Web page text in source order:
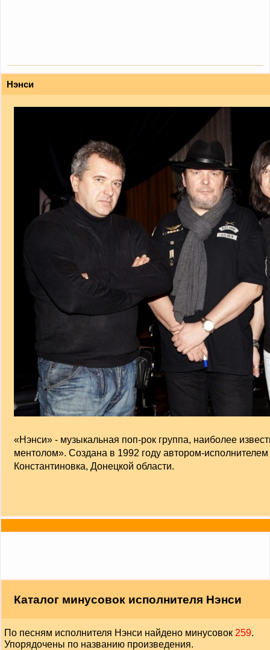
Нэнси
«Нэнси» - музыкальная поп-рок группа, наиболее
ментолом». Создана в 1992 году автором-
Константиновка, Донецкой области.
Каталог минусовок исполнителя Нэнси
По песням исполнителя Нэнси найдено минусовок 259.
Упорядочены по названию произведения.